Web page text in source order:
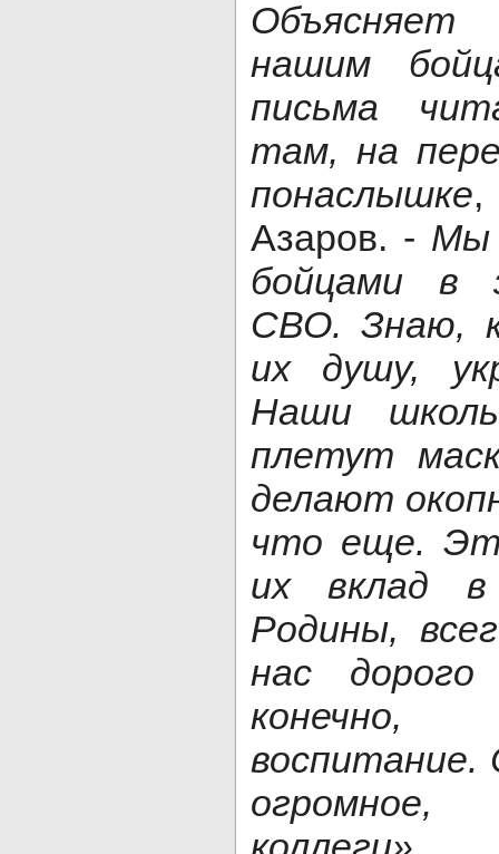
Объясняет
нашим
письма
там, на
понаслышке,
Азаров. - Мы
бойцами в
СВО. Знаю,
их душу,
Наши
плетут
делают
что еще.
их вклад
Родины,
нас
конечно,
воспитание.